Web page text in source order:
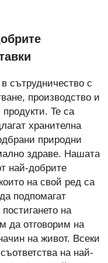
сътрудничество с
производство и
Te са
хранителна
природни
здраве. Нашата
най-добрите
на свой ред са
подпомагат
на
да отговорим на
на живот. Всеки
на най-